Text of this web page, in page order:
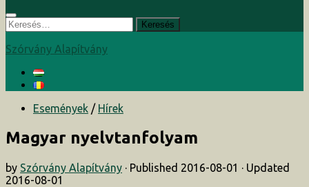
Keresés:
Szórvány Alapítvány
Események / Hírek
Magyar nyelvtanfolyam
by Szórvány Alapítvány · Published 2016-08-01 · Updated
2016-08-01